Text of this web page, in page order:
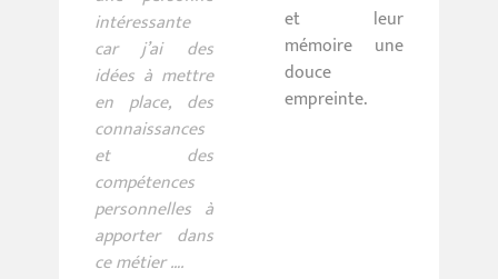
intéressante
car j’ai des
idées à mettre
en place, des
connaissances
et des
compétences
personnelles à
apporter dans
ce métier ….
et leur
mémoire une
douce
empreinte.